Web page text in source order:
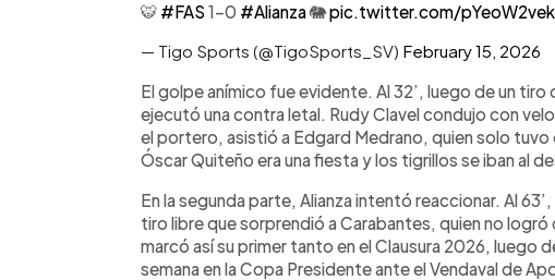
🐯 #FAS 1-0 #Alianza🐘pic.twitter.com/
— Tigo Sports (@TigoSports_SV) February 15, 2026
El golpe anímico fue evidente. Al 32’, luego de un tiro
ejecutó una contra letal. Rudy Clavel condujo con
el portero, asistió a Edgard Medrano, quien solo tuvo
Óscar Quiteño era una fiesta y los tigrillos se iban al
En la segunda parte, Alianza intentó reaccionar. Al
tiro libre que sorprendió a Carabantes, quien no
marcó así su primer tanto en el Clausura 2026, luego
semana en la Copa Presidente ante el Vendaval de